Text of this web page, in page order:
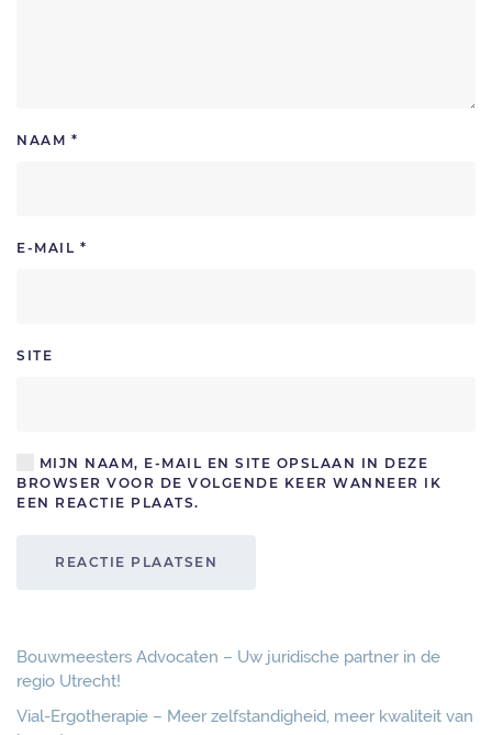
NAAM *
E-MAIL *
SITE
MIJN NAAM, E-MAIL EN SITE OPSLAAN IN DEZE
BROWSER VOOR DE VOLGENDE KEER WANNEER IK
EEN REACTIE PLAATS.
REACTIE PLAATSEN
Bouwmeesters Advocaten – Uw juridische partner in de
regio Utrecht!
Vial-Ergotherapie – Meer zelfstandigheid, meer kwaliteit van